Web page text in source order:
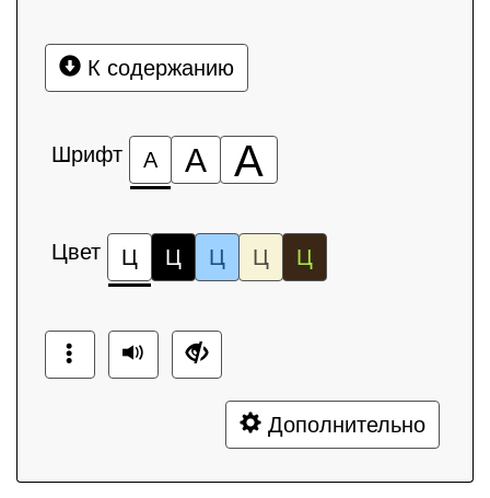
К содержанию
Шрифт А А А
Цвет Ц Ц Ц Ц Ц
Дополнительно